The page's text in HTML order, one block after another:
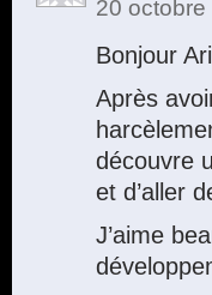
20
Bonjour
Après
découvre
et d’aller
J’aime